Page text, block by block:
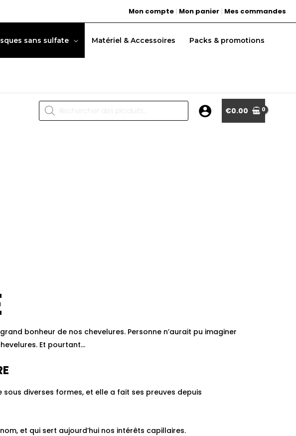
Mon compte | Mon panier | Mes commandes
sans sulfate Matériel & Accessoires Packs & promotions
Recherche
de
produits
€0.00
bonheur de nos chevelures. Personne n’aurait pu imaginer
Et pourtant…
sous diverses formes, et elle a fait ses preuves depuis
et qui sert aujourd’hui nos intérêts capillaires.